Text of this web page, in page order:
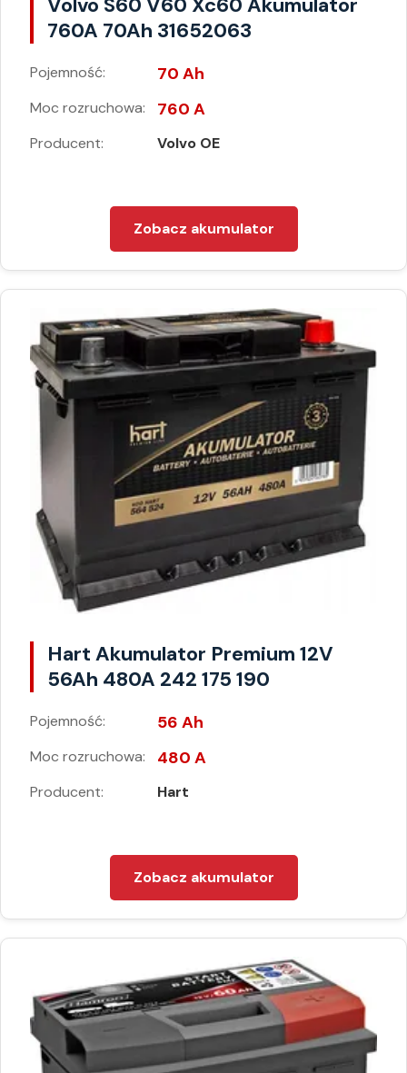
760A 70Ah 31652063
Pojemność: 70 Ah
Moc rozruchowa: 760 A
Producent: Volvo OE
Zobacz akumulator
Hart Akumulator Premium 12V
56Ah 480A 242 175 190
Pojemność: 56 Ah
Moc rozruchowa: 480 A
Producent: Hart
Zobacz akumulator